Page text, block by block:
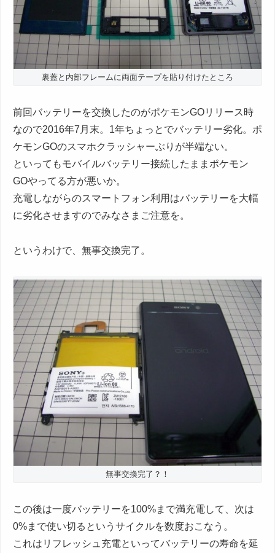
裏蓋と内部フレームに両面テープを貼り付けたところ
前回バッテリーを交換したのがポケモンGOリリース時
なので2016年7月末。1年ちょっとでバッテリー劣化。ポ
ケモンGOのスマホクラッシャーぶりが半端ない。
といってもモバイルバッテリー接続したままポケモン
GOやってる方が悪いか。
充電しながらのスマートフォン利用はバッテリーを大幅
に劣化させますのでみなさまご注意を。
というわけで、無事交換完了。
無事交換完了？！
この後は一度バッテリーを100%まで満充電して、次は
0%まで使い切るというサイクルを数度おこなう。
これはリフレッシュ充電といってバッテリーの寿命を延